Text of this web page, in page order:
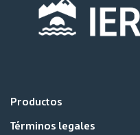
Productos
Términos legales